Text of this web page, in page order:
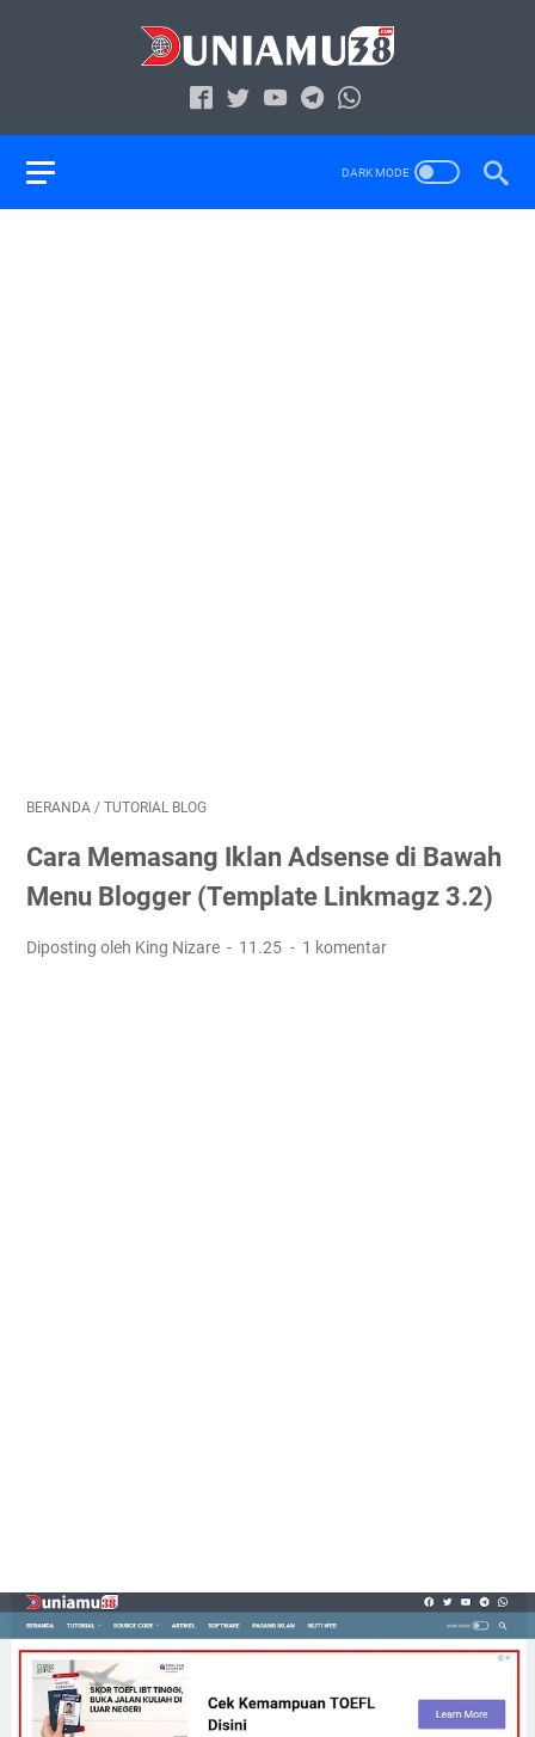
BERANDA / TUTORIAL BLOG
Cara Memasang Iklan Adsense di Bawah
Menu Blogger (Template Linkmagz 3.2)
Diposting oleh King Nizare 11.25 1 komentar